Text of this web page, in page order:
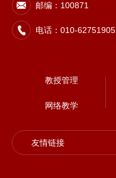
邮编：100871
电话：010-62751905
教授管理
网络教学
友情链接